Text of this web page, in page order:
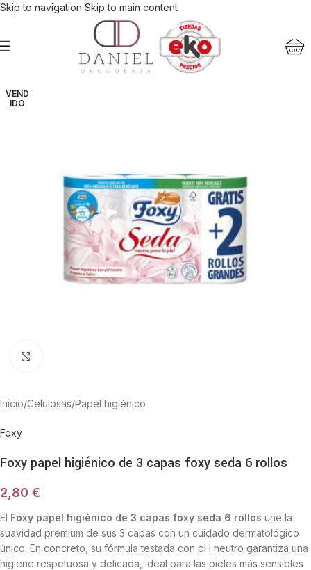
Skip to navigation Skip to main content
VEND
IDO
Inicio/Celulosas/Papel higiénico
Foxy
Foxy papel higiénico de 3 capas foxy seda 6 rollos
2,80 €
El Foxy papel higiénico de 3 capas foxy seda 6 rollos une la
suavidad premium de sus 3 capas con un cuidado dermatológico
único. En concreto, su fórmula testada con pH neutro garantiza una
higiene respetuosa y delicada, ideal para las pieles más sensibles